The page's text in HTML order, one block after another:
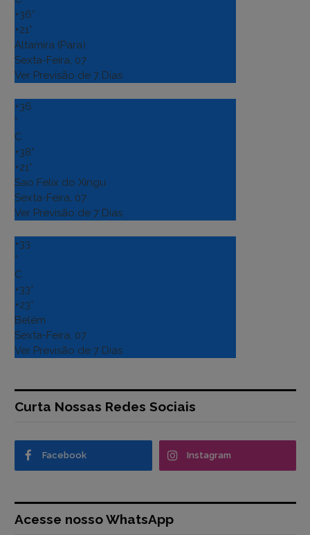
+36°
+21°
Altamira (Para)
Sexta-Feira, 07
Ver Previsão de 7 Dias
+36
°
C
+38°
+21°
Sao Felix do Xingu
Sexta-Feira, 07
Ver Previsão de 7 Dias
+33
°
C
+33°
+23°
Belém
Sexta-Feira, 07
Ver Previsão de 7 Dias
Curta Nossas Redes Sociais
Facebook Instagram
Acesse nosso WhatsApp